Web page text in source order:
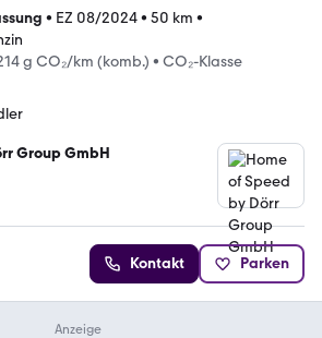
• EZ 08/2024• 50 km •
g CO₂/km (komb.) • CO₂-Klasse
Group GmbH
Kontakt Parken